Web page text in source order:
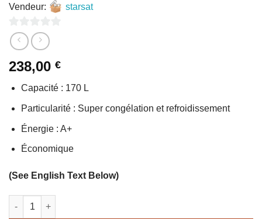
Vendeur: starsat
0
sur
5
238,00 €
Capacité : 170 L
Particularité : Super congélation et refroidissement
Énergie : A+
Économique
(See English Text Below)
quantité de Réfrigérateur Combiné STARSAT Gris avec Clé 170L